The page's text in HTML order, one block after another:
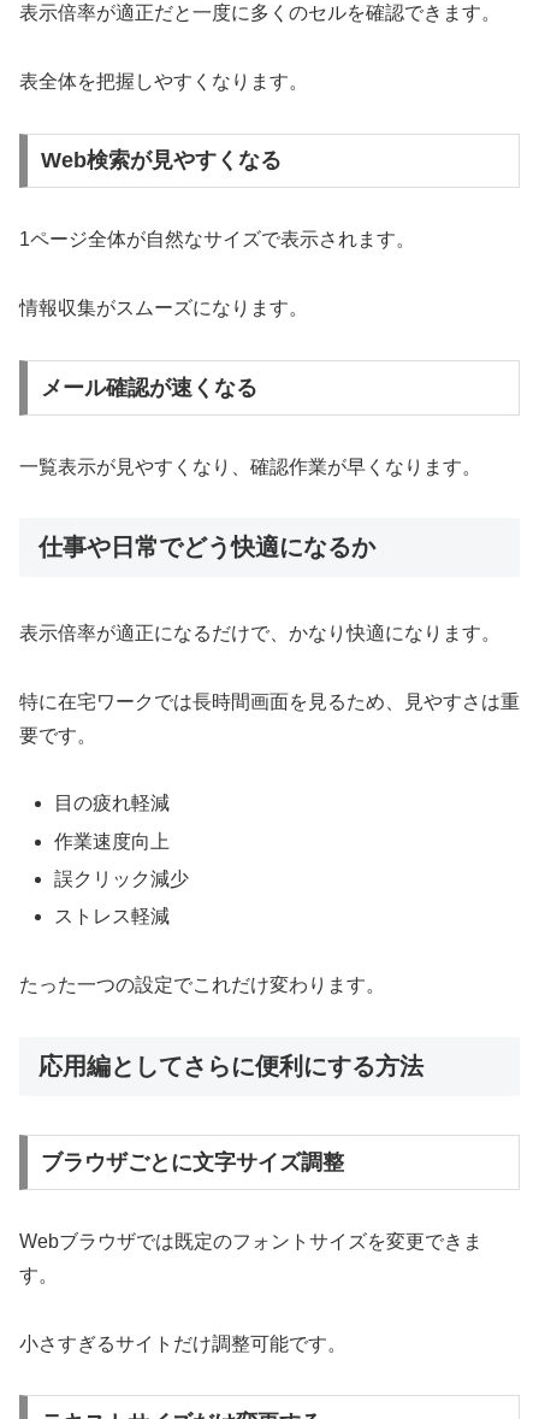
表示倍率が適正だと一度に多くのセルを確認できます。
表全体を把握しやすくなります。
Web検索が見やすくなる
1ページ全体が自然なサイズで表示されます。
情報収集がスムーズになります。
メール確認が速くなる
一覧表示が見やすくなり、確認作業が早くなります。
仕事や日常でどう快適になるか
表示倍率が適正になるだけで、かなり快適になります。
特に在宅ワークでは長時間画面を見るため、見やすさは重
要です。
目の疲れ軽減
作業速度向上
誤クリック減少
ストレス軽減
たった一つの設定でこれだけ変わります。
応用編としてさらに便利にする方法
ブラウザごとに文字サイズ調整
Webブラウザでは既定のフォントサイズを変更できま
す。
小さすぎるサイトだけ調整可能です。